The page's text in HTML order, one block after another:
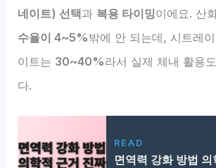
네이트) 선택과 복용 타이밍이에요. 산
수율이 4~5%밖에 안 되는데, 시트레
이트는 30~40%라서 실제 체내 활용
다.
READ
면역력 강화 방법 의